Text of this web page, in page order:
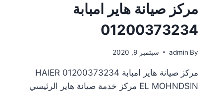
مركز صيانة هاير امبابة
01200373234
By
admin سبتمبر 9, 2020
مركز صيانة هاير امبابة 01200373234 HAIER
EL MOHNDSIN مركز خدمة صيانة هاير الرئيسي